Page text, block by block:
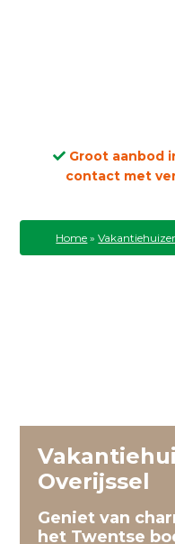
Groot aanbod
contact met
Home »
Overijssel
Geniet van
het Twentse